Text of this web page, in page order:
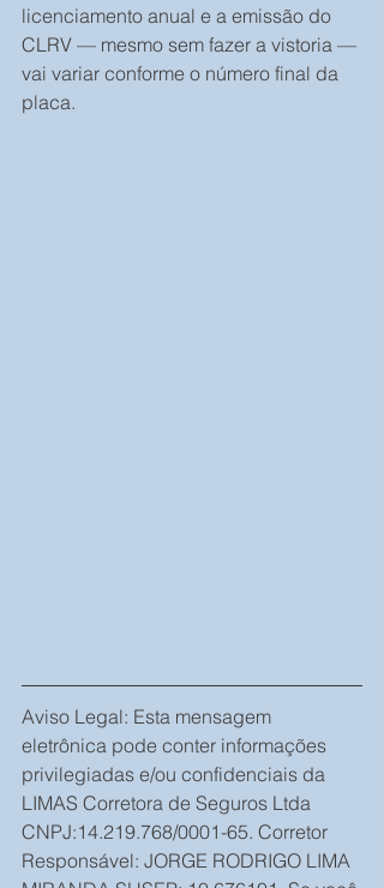
licenciamento anual e a emissão do
CLRV — mesmo sem fazer a vistoria —
vai variar conforme o número final da
placa.
Aviso Legal: Esta mensagem
eletrônica pode conter informações
privilegiadas e/ou confidenciais da
LIMAS Corretora de Seguros Ltda
CNPJ:14.219.768/0001-65. Corretor
Responsável: JORGE RODRIGO LIMA